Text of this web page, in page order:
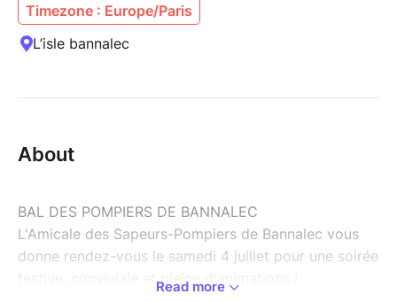
Timezone : Europe/Paris
L’isle bannalec
About
BAL DES POMPIERS DE BANNALEC
L'Amicale des Sapeurs-Pompiers de Bannalec vous
donne rendez-vous le samedi 4 juillet pour une soirée
festive, conviviale et pleine d'animations !
Read more